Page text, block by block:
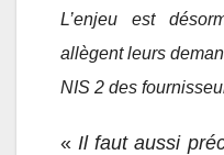
L’enjeu est
allègent leurs
NIS 2 des
« Il faut aussi